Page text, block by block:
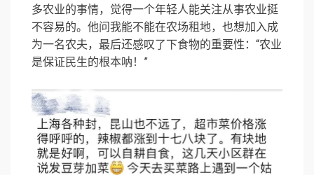
多农业的事情，觉得一个年轻人能关注从事农业挺
不容易的。他问我能不能在农场租地，也想加入成
为一名农夫，最后还感叹了下食物的重要性：“农业
是保证民生的根本呐！”